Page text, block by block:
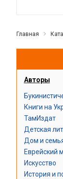
Главная
Авторы
Книги на
ТамИздат
Детская
Дом и
Еврейский
Искусство
История и